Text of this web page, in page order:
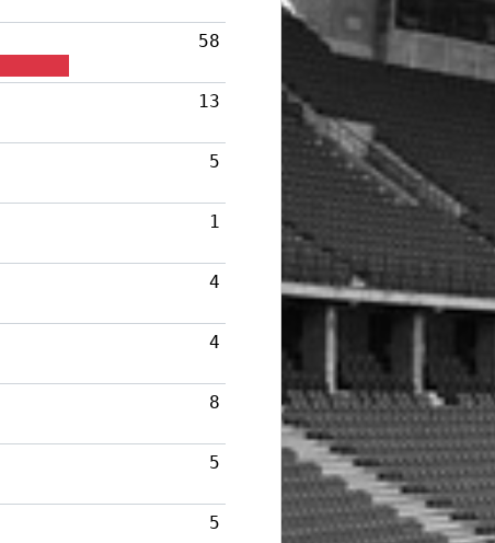
58
13
5
1
4
4
8
5
5